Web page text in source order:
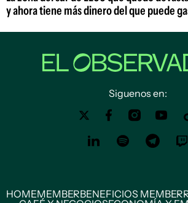
y ahora tiene más dinero del que puede
Siguenos en:
HOMEMEMBERBENEFICIOS MEMBER